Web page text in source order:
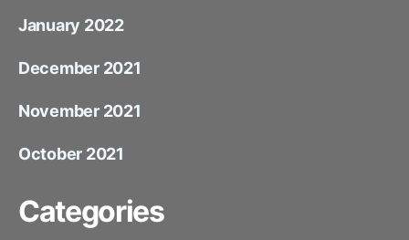
January 2022
December 2021
November 2021
October 2021
Categories